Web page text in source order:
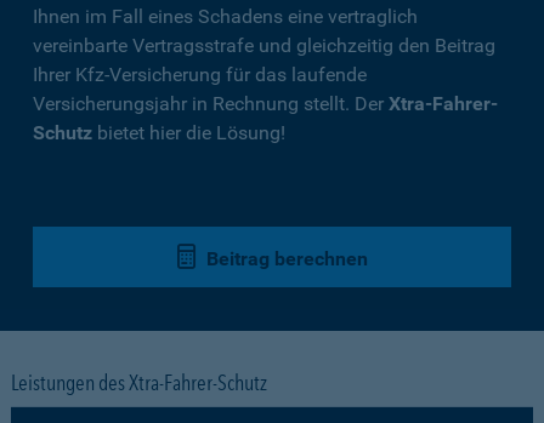
Ihnen im Fall eines Schadens eine vertraglich
vereinbarte Vertragsstrafe und gleichzeitig den Beitrag
Ihrer Kfz-Versicherung für das laufende
Versicherungsjahr in Rechnung stellt. Der Xtra-Fahrer-
Schutz bietet hier die Lösung!
Beitrag berechnen
Leistungen des Xtra-Fahrer-Schutz